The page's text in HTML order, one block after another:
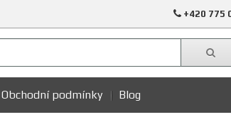
+420 775
Obchodní podmínky Blog